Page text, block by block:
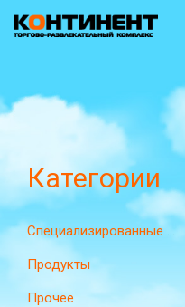
Категории
Специализированные магазины
Продукты
Прочее